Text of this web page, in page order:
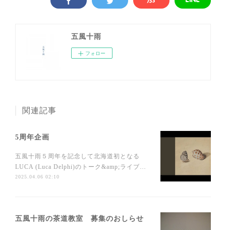
五風十雨
フォロー
関連記事
5周年企画
五風十雨５周年を記念して北海道初となる
LUCA (Luca Delphi)のトーク&amp;ライブ…
2025.04.06 02:10
五風十雨の茶道教室 募集のおしらせ